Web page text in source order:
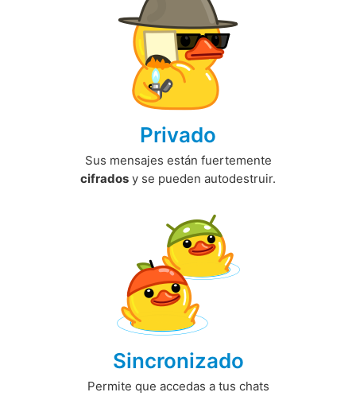
Privado
Sus mensajes están fuertemente
cifrados y se pueden autodestruir.
Sincronizado
Permite que accedas a tus chats